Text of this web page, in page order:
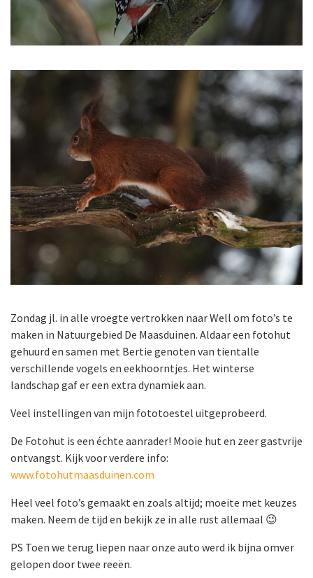
Zondag jl. in alle vroegte vertrokken naar Well om foto’s te
maken in Natuurgebied De Maasduinen. Aldaar een fotohut
gehuurd en samen met Bertie genoten van tientalle
verschillende vogels en eekhoorntjes. Het winterse
landschap gaf er een extra dynamiek aan.
Veel instellingen van mijn fototoestel uitgeprobeerd.
De Fotohut is een échte aanrader! Mooie hut en zeer gastvrije
ontvangst. Kijk voor verdere info:
www.fotohutmaasduinen.com
Heel veel foto’s gemaakt en zoals altijd; moeite met keuzes
maken. Neem de tijd en bekijk ze in alle rust allemaal 😉
PS Toen we terug liepen naar onze auto werd ik bijna omver
gelopen door twee reeën.